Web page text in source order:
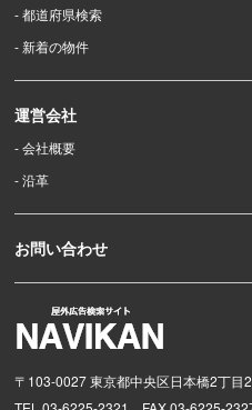
- 都道府県検索
- 新着の物件
運営会社
- 会社概要
- 沿革
お問い合わせ
〒103-0027 東京都中央区日本橋2丁目